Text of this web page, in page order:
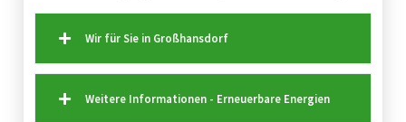
Wir für Sie in Großhansdorf
Weitere Informationen - Erneuerbare Energien